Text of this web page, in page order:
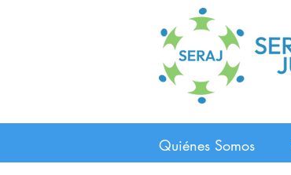
Quiénes Somos